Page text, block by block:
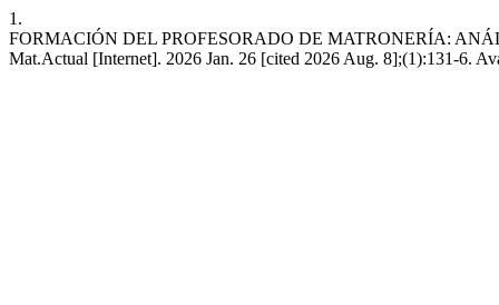
1.
FORMACIÓN DEL PROFESORADO DE MATRONERÍA:
Mat.Actual [Internet]. 2026 Jan. 26 [cited 2026 Aug. 8];(1):131-6.